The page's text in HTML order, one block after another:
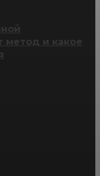
метод и какое